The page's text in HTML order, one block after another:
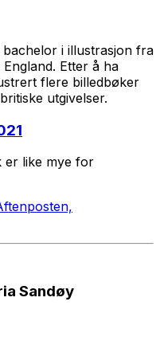
i illustrasjon fra
Etter å ha
flere billedbøker
utgivelser.
er like mye for
Sandøy